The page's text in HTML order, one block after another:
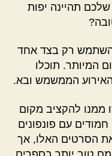
תהיינה יפות
רק בצד אחד
המיותר. תוכלו
הממשמש ובא.
להקציב מקום
עם פונפונים
הסרטים האלו, אך